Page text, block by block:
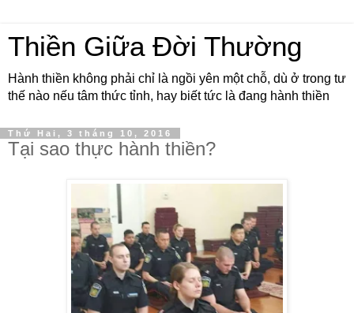
Thiền Giữa Đời Thường
Hành thiền không phải chỉ là ngồi yên một chỗ, dù ở trong tư
thế nào nếu tâm thức tỉnh, hay biết tức là đang hành thiền
Thứ Hai, 3 tháng 10, 2016
Tại sao thực hành thiền?